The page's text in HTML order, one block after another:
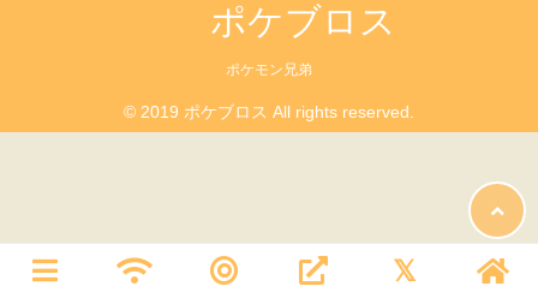
ポケブロス
ポケモン兄弟
© 2019 ポケブロス All rights reserved.